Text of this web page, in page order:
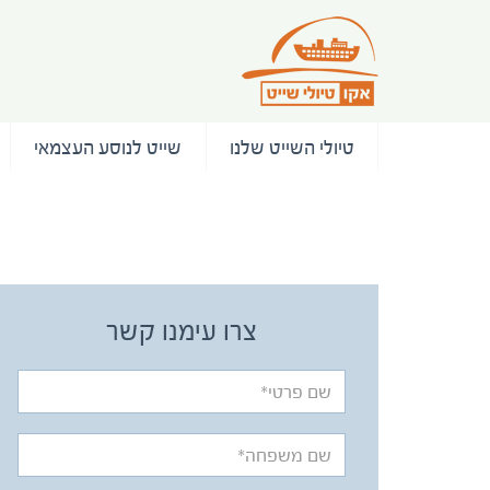
טיולי השייט שלנו שייט לנוסע העצמאי
צרו עימנו קשר